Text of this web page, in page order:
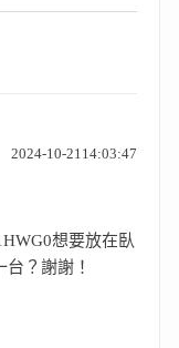
2024-10-2114:03:47
想要放在臥
？謝謝！